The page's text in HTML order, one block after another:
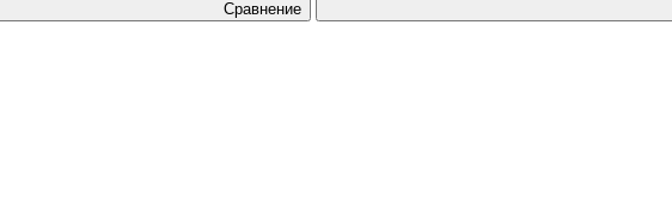
Сравнение